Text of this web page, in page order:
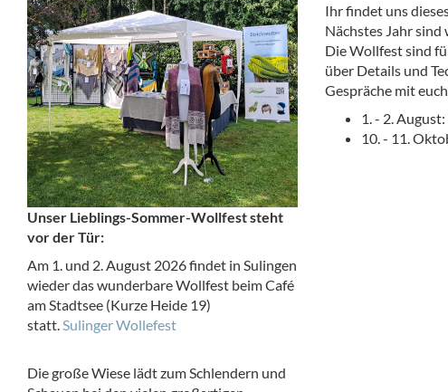
Unser Lieblings-Sommer-Wollfest steht
vor der Tür:
Am 1. und 2. August 2026 findet in Sulingen
wieder das wunderbare Wollfest beim Café
am Stadtsee (Kurze Heide 19)
statt.Sulinger Wollefest
Die große Wiese lädt zum Schlendern und
Ihr findet uns
Nächstes Jahr
Die Wollfest sind
über Details und
Gespräche mit
1. - 2.
10. - 11.